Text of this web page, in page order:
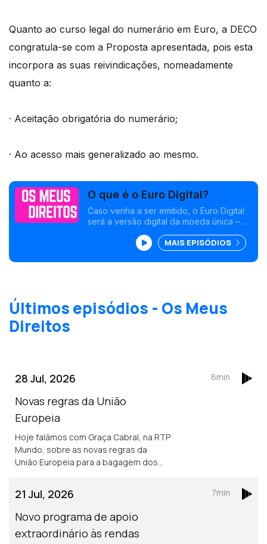
Quanto ao curso legal do numerário em Euro, a DECO
congratula-se com a Proposta apresentada, pois esta
incorpora as suas reivindicações, nomeadamente
quanto a:
· Aceitação obrigatória do numerário;
· Ao acesso mais generalizado ao mesmo.
O que é o Euro Digital?
Caso venha a ser emitido, o Euro Digital
será a versão digital da moeda única – o
central” [Central Bank Digital Currency –
CBDC], emitida e garantida pelo Banco
Central Europeu (BCE) e disponível ao
MAIS EPISÓDIOS
Últimos episódios - Os Meus
Direitos
28 Jul, 2026
Novas regras da União
Europeia
Hoje falámos com Graça Cabral, na RTP
Mundo, sobre as novas regras da
União Europeia para a bagagem dos
quem viaja.
6min
21 Jul, 2026
Novo programa de apoio
extraordinário às rendas
7min